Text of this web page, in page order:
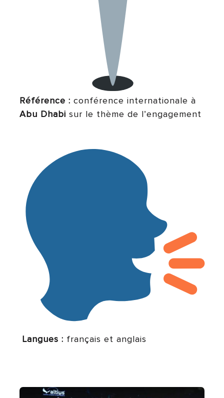
Référence : conférence internationale à
Abu Dhabi sur le thème de l’engagement
Langues : français et anglais